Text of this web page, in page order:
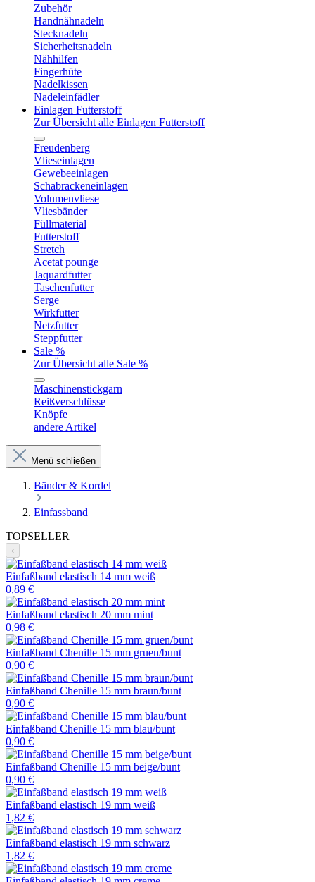
Zubehör
Handnähnadeln
Stecknadeln
Sicherheitsnadeln
Nähhilfen
Fingerhüte
Nadelkissen
Nadeleinfädler
Einlagen Futterstoff
Zur Übersicht alle Einlagen Futterstoff
Freudenberg
Vlieseinlagen
Gewebeeinlagen
Schabrackeneinlagen
Volumenvliese
Vliesbänder
Füllmaterial
Futterstoff
Stretch
Acetat pounge
Jaquardfutter
Taschenfutter
Serge
Wirkfutter
Netzfutter
Steppfutter
Sale %
Zur Übersicht alle Sale %
Maschinenstickgarn
Reißverschlüsse
Knöpfe
andere Artikel
Menü schließen
Bänder & Kordel
Einfassband
TOPSELLER
‹
Einfaßband elastisch 14 mm weiß
0,89 €
Einfaßband elastisch 20 mm mint
0,98 €
Einfaßband Chenille 15 mm gruen/bunt
0,90 €
Einfaßband Chenille 15 mm braun/bunt
0,90 €
Einfaßband Chenille 15 mm blau/bunt
0,90 €
Einfaßband Chenille 15 mm beige/bunt
0,90 €
Einfaßband elastisch 19 mm weiß
1,82 €
Einfaßband elastisch 19 mm schwarz
1,82 €